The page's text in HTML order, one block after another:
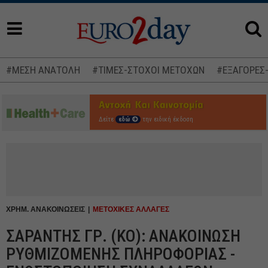
#ΜΕΣΗ ΑΝΑΤΟΛΗ #ΤΙΜΕΣ-ΣΤΟΧΟΙ ΜΕΤΟΧΩΝ
Δείτε εδώ την ειδική έκδοση
ΧΡΗΜ. ΑΝΑΚΟΙΝΩΣΕΙΣ ΜΕΤΟΧΙΚΕΣ ΑΛΛΑΓΕΣ
ΣΑΡΑΝΤΗΣ ΓΡ. (ΚΟ): ΑΝΑΚΟΙΝΩΣΗ
ΡΥΘΜΙΖΟΜΕΝΗΣ ΠΛΗΡΟΦΟΡΙΑΣ -